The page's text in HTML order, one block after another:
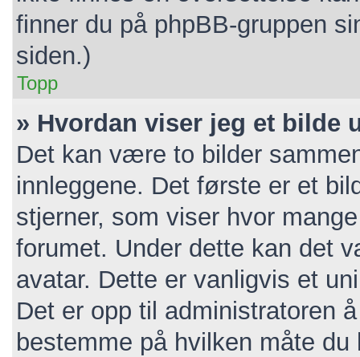
finner du på phpBB-gruppen
siden.)
Topp
» Hvordan viser jeg et bilde
Det kan være to bilder
innleggene. Det første er et
stjerner, som viser hvor
forumet. Under dette kan det
avatar. Dette er vanligvis et
Det er opp til administratoren
bestemme på hvilken måte